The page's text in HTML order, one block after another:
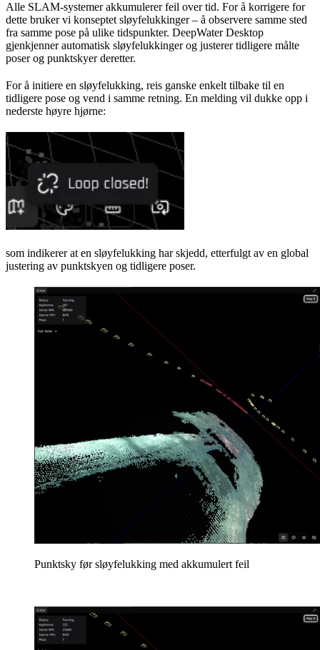
Alle SLAM-systemer akkumulerer feil over tid. For å korrigere for
dette bruker vi konseptet sløyfelukkinger – å observere samme sted
fra samme pose på ulike tidspunkter. DeepWater Desktop
gjenkjenner automatisk sløyfelukkinger og justerer tidligere målte
poser og punktskyer deretter.
For å initiere en sløyfelukking, reis ganske enkelt tilbake til en
tidligere pose og vend i samme retning. En melding vil dukke opp i
nederste høyre hjørne:
som indikerer at en sløyfelukking har skjedd, etterfulgt av en global
justering av punktskyen og tidligere poser.
Punktsky før sløyfelukking med akkumulert feil